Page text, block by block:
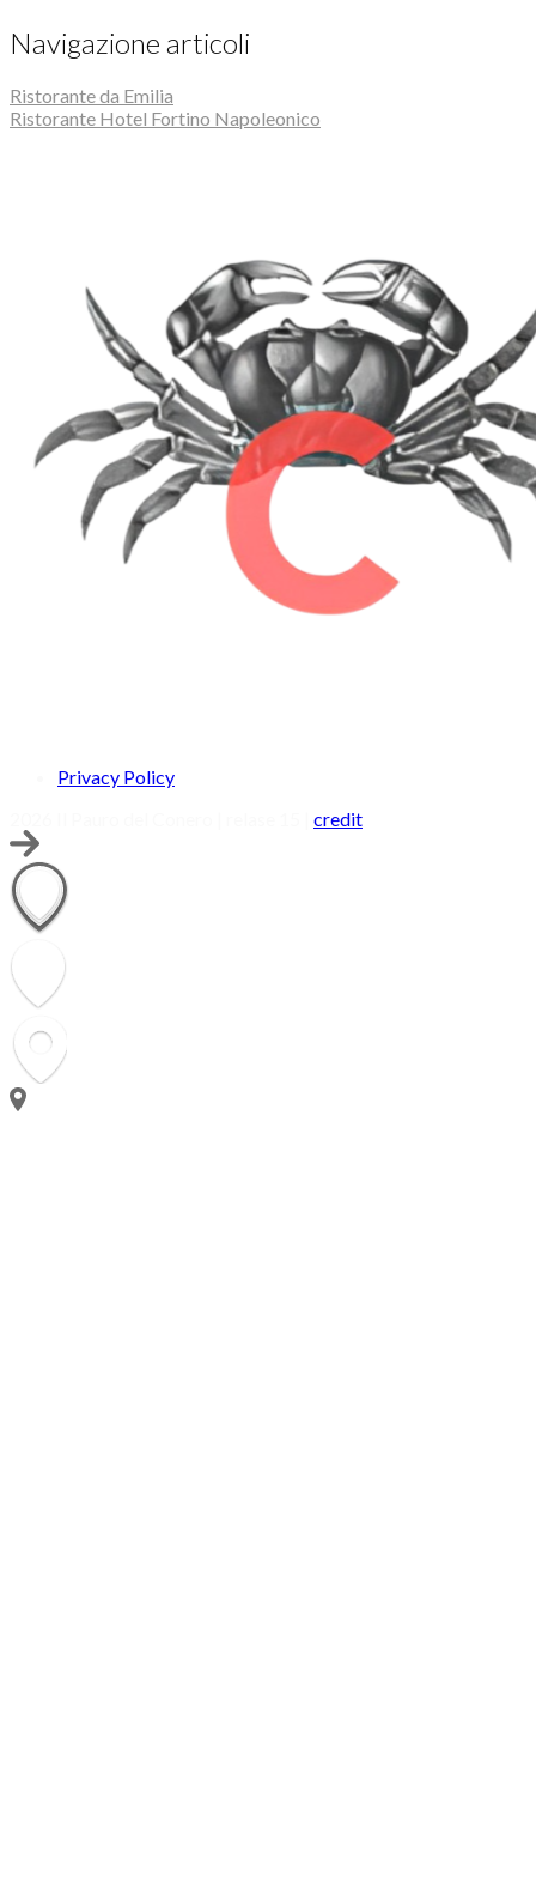
Navigazione articoli
Ristorante da Emilia
Ristorante Hotel Fortino Napoleonico
Privacy Policy
credit